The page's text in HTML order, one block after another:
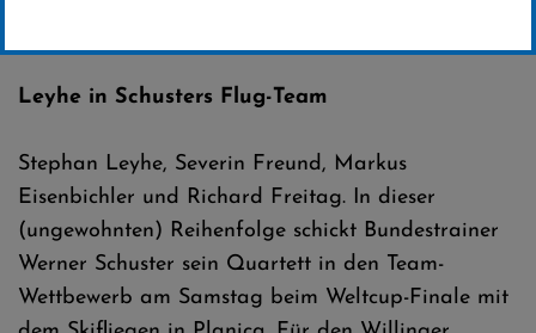
Leyhe in Schusters Flug-Team
Stephan Leyhe, Severin Freund, Markus
Eisenbichler und Richard Freitag. In dieser
(ungewohnten) Reihenfolge schickt Bundestrainer
Werner Schuster sein Quartett in den Team-
Wettbewerb am Samstag beim Weltcup-Finale mit